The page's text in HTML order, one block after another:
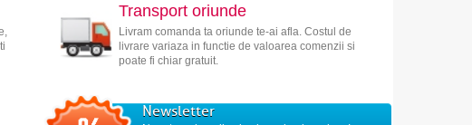
Transport oriunde
Livram comanda ta oriunde te-ai afla. Costul de
livrare variaza in functie de valoarea comenzii si
poate fi chiar gratuit.
Newsletter